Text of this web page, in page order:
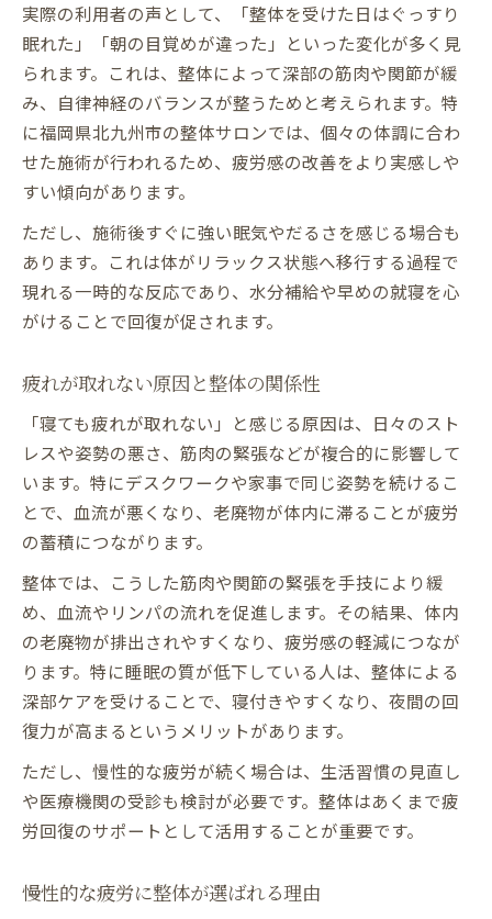
実際の利用者の声として、「整体を受けた日はぐっすり
眠れた」「朝の目覚めが違った」といった変化が多く見
られます。これは、整体によって深部の筋肉や関節が緩
み、自律神経のバランスが整うためと考えられます。特
に福岡県北九州市の整体サロンでは、個々の体調に合わ
せた施術が行われるため、疲労感の改善をより実感しや
すい傾向があります。
ただし、施術後すぐに強い眠気やだるさを感じる場合も
あります。これは体がリラックス状態へ移行する過程で
現れる一時的な反応であり、水分補給や早めの就寝を心
がけることで回復が促されます。
疲れが取れない原因と整体の関係性
「寝ても疲れが取れない」と感じる原因は、日々のスト
レスや姿勢の悪さ、筋肉の緊張などが複合的に影響して
います。特にデスクワークや家事で同じ姿勢を続けるこ
とで、血流が悪くなり、老廃物が体内に滞ることが疲労
の蓄積につながります。
整体では、こうした筋肉や関節の緊張を手技により緩
め、血流やリンパの流れを促進します。その結果、体内
の老廃物が排出されやすくなり、疲労感の軽減につなが
ります。特に睡眠の質が低下している人は、整体による
深部ケアを受けることで、寝付きやすくなり、夜間の回
復力が高まるというメリットがあります。
ただし、慢性的な疲労が続く場合は、生活習慣の見直し
や医療機関の受診も検討が必要です。整体はあくまで疲
労回復のサポートとして活用することが重要です。
慢性的な疲労に整体が選ばれる理由